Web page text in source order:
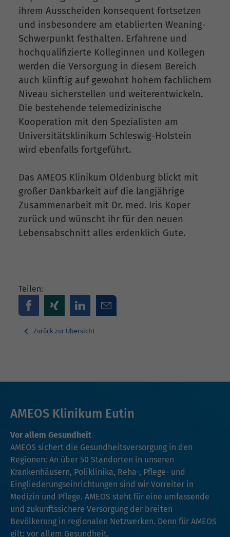
ihrem Ausscheiden konsequent fortsetzen
und insbesondere am etablierten Weaning-
Schwerpunkt festhalten. Erfahrene und
hochqualifizierte Kolleginnen und Kollegen
werden die Versorgung in diesem Bereich
auch künftig auf gewohnt hohem fachlichem
Niveau sicherstellen und weiterentwickeln.
Die bestehende telemedizinische
Kooperation mit den Spezialisten am
Universitätsklinikum Schleswig-Holstein
wird ebenfalls fortgeführt.
Das AMEOS Klinikum Oldenburg blickt mit
großer Dankbarkeit auf die langjährige
Zusammenarbeit mit Dr. med. Iris Koper
zurück und wünscht ihr für den neuen
Lebensabschnitt alles erdenklich Gute.
Teilen:
Zurück zur Übersicht
AMEOS Klinikum Eutin
Vor allem Gesundheit
AMEOS sichert die Gesundheitsversorgung in den
Regionen: An über 50 Standorten in unseren
Krankenhäusern, Poliklinika, Reha-, Pflege- und
Eingliederungseinrichtungen sind wir Vorreiter in
Medizin und Pflege. AMEOS steht für eine umfassende
und zukunftssichere Versorgung der breiten
Bevölkerung in regionalen Netzwerken. Denn für AMEOS
gilt: vor allem Gesundheit.